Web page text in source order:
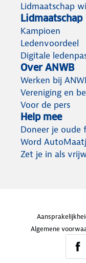
Lidmaatschap
Lidmaatschap
Kampioen
Ledenvoordeel
Digitale
Over ANWB
Werken bij
Vereniging en
Voor de pers
Help mee
Doneer je oude
Word
Zet je in als
Algemene